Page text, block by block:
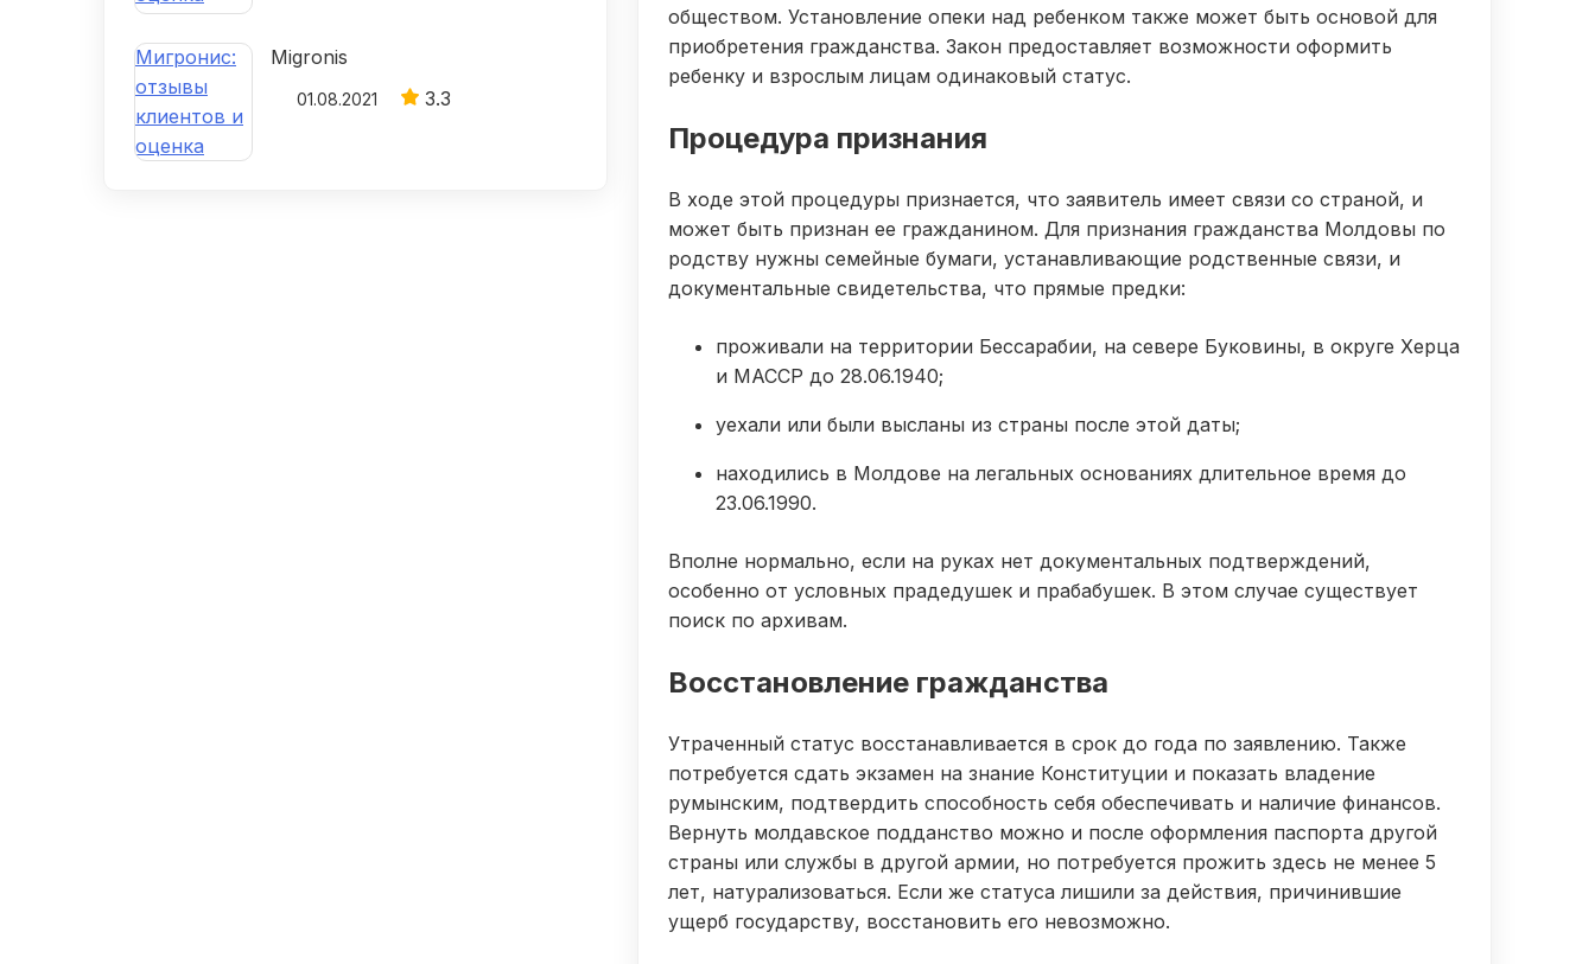
Migronis
01.08.2021 3.3
обществом. Установление опеки над ребенком также может быть основой для
приобретения гражданства. Закон предоставляет возможности оформить
ребенку и взрослым лицам одинаковый статус.
Процедура признания
В ходе этой процедуры признается, что заявитель имеет связи со страной, и
может быть признан ее гражданином. Для признания гражданства Молдовы по
родству нужны семейные бумаги, устанавливающие родственные связи, и
документальные свидетельства, что прямые предки:
проживали на территории Бессарабии, на севере Буковины, в округе Херца
и МАССР до 28.06.1940;
уехали или были высланы из страны после этой даты;
находились в Молдове на легальных основаниях длительное время до
23.06.1990.
Вполне нормально, если на руках нет документальных подтверждений,
особенно от условных прадедушек и прабабушек. В этом случае существует
поиск по архивам.
Восстановление гражданства
Утраченный статус восстанавливается в срок до года по заявлению. Также
потребуется сдать экзамен на знание Конституции и показать владение
румынским, подтвердить способность себя обеспечивать и наличие финансов.
Вернуть молдавское подданство можно и после оформления паспорта другой
страны или службы в другой армии, но потребуется прожить здесь не менее 5
лет, натурализоваться. Если же статуса лишили за действия, причинившие
ущерб государству, восстановить его невозможно.